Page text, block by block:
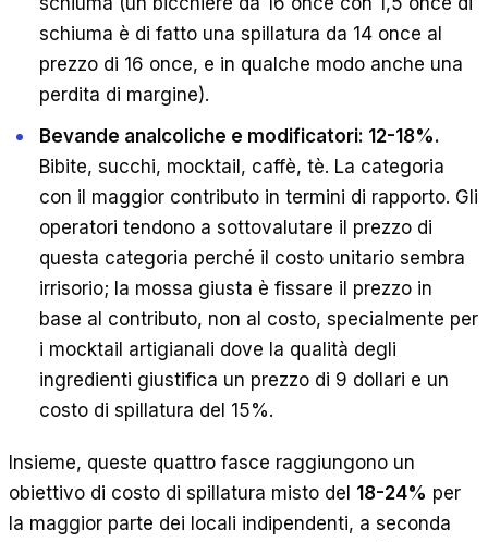
schiuma è di fatto una spillatura da 14 once al
prezzo di 16 once, e in qualche modo anche una
perdita di margine).
Bevande analcoliche e modificatori: 12-18%.
Bibite, succhi, mocktail, caffè, tè. La categoria
con il maggior contributo in termini di rapporto. Gli
operatori tendono a sottovalutare il prezzo di
questa categoria perché il costo unitario sembra
irrisorio; la mossa giusta è fissare il prezzo in
base al contributo, non al costo, specialmente per
i mocktail artigianali dove la qualità degli
ingredienti giustifica un prezzo di 9 dollari e un
costo di spillatura del 15%.
Insieme, queste quattro fasce raggiungono un
obiettivo di costo di spillatura misto del 18-24% per
la maggior parte dei locali indipendenti, a seconda